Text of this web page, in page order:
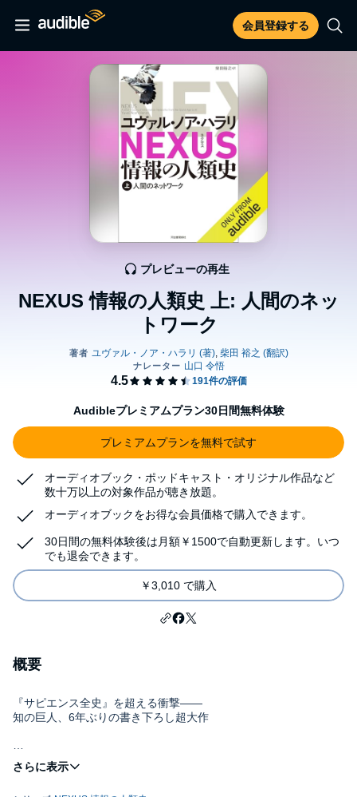
会員登録する
NEXUS 情報の人類史 上: 人間のネッ
トワーク
プレビューの再生
Audibleプレミアムプラン30日間無料体験
プレミアムプランを無料で試す
オーディオブック・ポッドキャスト・オリジナル作品など
数十万以上の対象作品が聴き放題。
オーディオブックをお得な会員価格で購入できます。
30日間の無料体験後は月額￥1500で自動更新します。いつ
でも退会できます。
￥3,010 で購入
概要
『サピエンス全史』を超える衝撃――
知の巨人、6年ぶりの書き下ろし超大作
「ネクサス」（NEXUS）とは？
――「つながり」「結びつき」「絆」「中心」「中枢」などの意